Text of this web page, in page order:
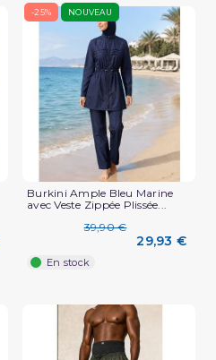
-25% NOUVEAU
Burkini Ample Bleu Marine
avec Veste Zippée Plissée...
39,90 €
29,93 €
En stock